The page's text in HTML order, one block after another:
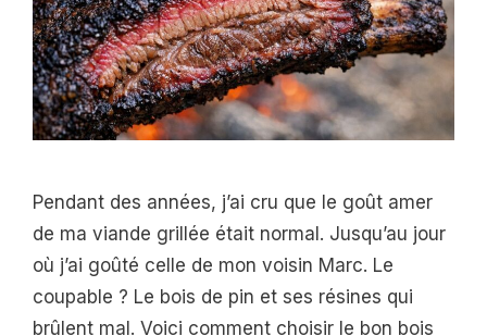
Pendant des années, j’ai cru que le goût amer
de ma viande grillée était normal. Jusqu’au jour
où j’ai goûté celle de mon voisin Marc. Le
coupable ? Le bois de pin et ses résines qui
brûlent mal. Voici comment choisir le bon bois